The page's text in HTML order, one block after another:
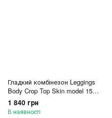
Гладкий комбінезон Leggings
Body Crop Top Skin model 151
Chocolate (коричневий) - S
1 840 грн
В наявності